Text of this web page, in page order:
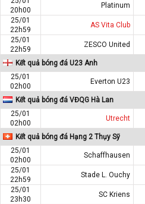
20h00
Platinum
25/01
22h59
AS Vita Club
25/01
22h59
ZESCO United
Kết quả bóng đá U23 Anh
25/01
02h00
Everton U23
Kết quả bóng đá VĐQG Hà Lan
25/01
02h00
Utrecht
Kết quả bóng đá Hạng 2 Thụy Sỹ
25/01
02h00
Schaffhausen
25/01
22h59
Stade L. Ouchy
25/01
23h30
SC Kriens